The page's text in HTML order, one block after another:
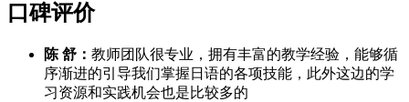
口碑评价
陈 舒： 教师团队很专业，拥有丰富的教学经验，能够循
序渐进的引导我们掌握日语的各项技能，此外这边的学
习资源和实践机会也是比较多的